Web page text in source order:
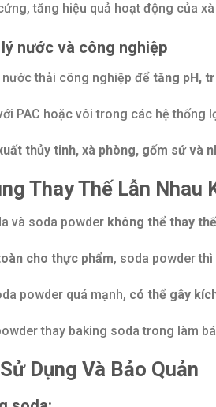
tăng hiệu quả hoạt động của
nước và công nghiệp
thải công nghiệp để tăng pH,
PAC hoặc vôi trong các hệ thống
thủy tinh, xà phòng, gốm sứ và
Thay Thế Lẫn Nhau
và soda powder không thể thay
cho thực phẩm, soda powder thì
powder quá mạnh, có thể gây
thay baking soda trong làm
Dụng Và Bảo Quản